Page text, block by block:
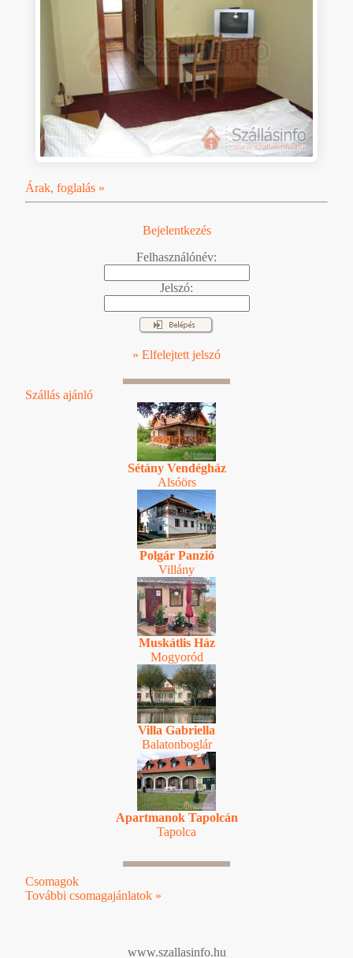
Árak, foglalás »
Bejelentkezés
Felhasználónév:
Jelszó:
» Elfelejtett jelszó
Szállás ajánló
Sétány Vendégház
Alsóörs
Polgár Panzió
Villány
Muskátlis Ház
Mogyoród
Villa Gabriella
Balatonboglár
Apartmanok Tapolcán
Tapolca
Csomagok
További csomagajánlatok »
www.szallasinfo.hu